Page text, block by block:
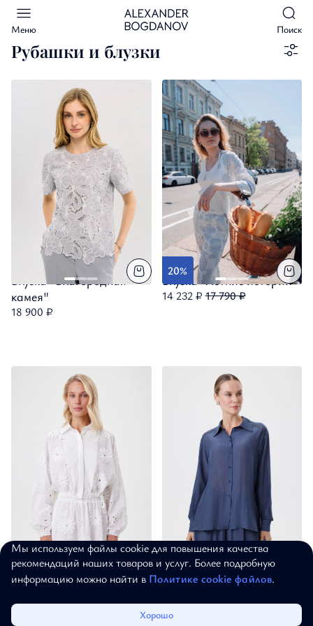
Меню Поиск
Рубашки и блузки
Блузка "Благородная
камея"
18 900 ₽
20%
Блузка "Летние истории"
14 232 ₽ 17 790 ₽
Блузон на пуговицах
"Белый сад"
Блузка "Лунный сапфир"
18 870 ₽
Избранное Корзина
Мы используем файлы cookie для повышения качества
рекомендаций наших товаров и услуг. Более подробную
информацию можно найти в Политике cookie файлов.
Хорошо